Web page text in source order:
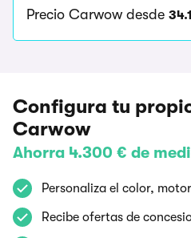
Precio Carwow desde
Configura tu
Carwow
Ahorra 4.300 € de
Personaliza el color,
Recibe ofertas de